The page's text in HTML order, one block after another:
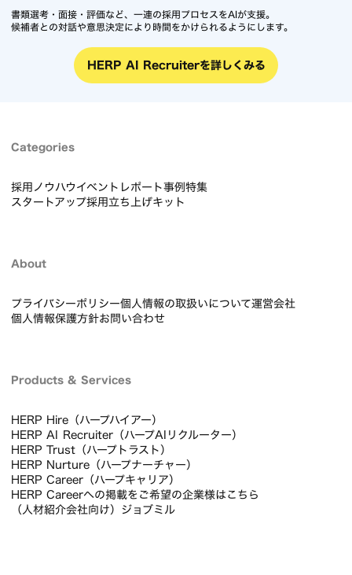
書類選考・面接・評価など、一連の採用プロセスをAIが支援。
候補者との対話や意思決定により時間をかけられるようにします。
HERP AI Recruiterを詳しくみる
Categories
採用ノウハウイベントレポート事例特集
スタートアップ採用立ち上げキット
About
プライバシーポリシー個人情報の取扱いについて運営会社
個人情報保護方針お問い合わせ
Products & Services
HERP Hire（ハープハイアー）
HERP AI Recruiter（ハープAIリクルーター）
HERP Trust（ハープトラスト）
HERP Nurture（ハープナーチャー）
HERP Career（ハープキャリア）
HERP Careerへの掲載をご希望の企業様はこちら
（人材紹介会社向け）ジョブミル